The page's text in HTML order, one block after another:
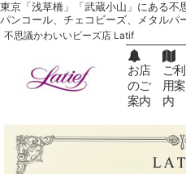
東京「浅草橋」「武蔵小山」にある不
パンコール、チェコビーズ、メタルパ
不思議かわいいビーズ店 Latif
お店
のご
案内
ご利
用案
内